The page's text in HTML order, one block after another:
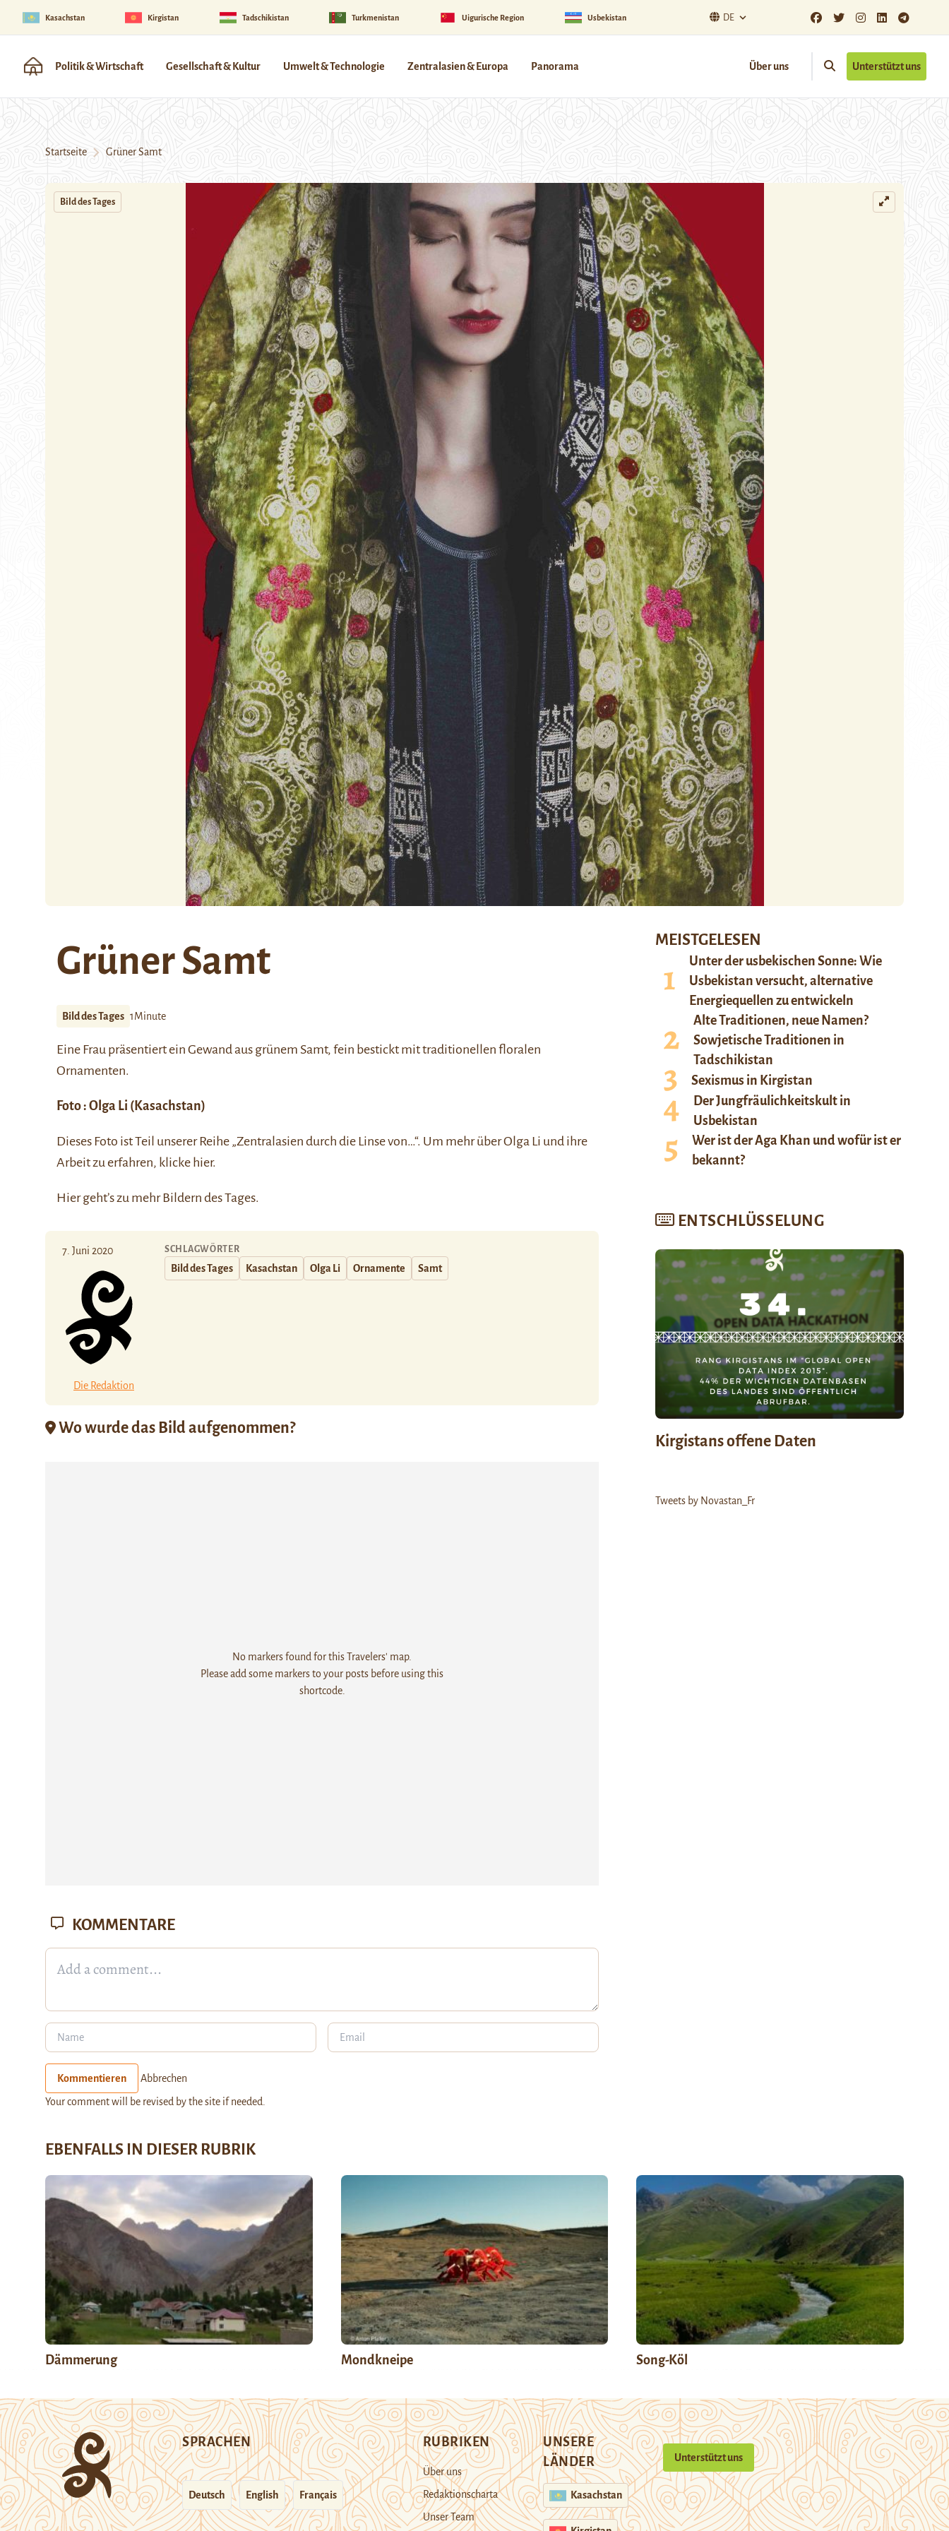
Kasachstan Kirgistan Tadschikistan Turkmenistan Uigurische Region Usbekistan DE
Politik & Wirtschaft Gesellschaft & Kultur Umwelt & Technologie Zentralasien & Europa Panorama Über uns Unterstützt uns
Startseite Grüner Samt
Bild des Tages
Grüner Samt
Bild des Tages 1Minute
Eine Frau präsentiert ein Gewand aus grünem Samt, fein bestickt mit traditionellen floralen
Ornamenten.
Foto : Olga Li (Kasachstan)
Dieses Foto ist Teil unserer Reihe „Zentralasien durch die Linse von…“. Um mehr über Olga Li und ihre
Arbeit zu erfahren, klicke hier.
Hiergeht’s zu mehr Bildern des Tages.
7. Juni 2020
Die Redaktion
SCHLAGWÖRTER
Bild des Tages Kasachstan Olga Li Ornamente Samt
Wo wurde das Bild aufgenommen?
No markers found for this Travelers' map.
Please add some markers to your posts before using this
shortcode.
MEISTGELESEN
Unter der usbekischen Sonne: Wie
Usbekistan versucht, alternative
Energiequellen zu entwickeln
Alte Traditionen, neue Namen?
Sowjetische Traditionen in
Tadschikistan
Sexismus in Kirgistan
Der Jungfräulichkeitskult in
Usbekistan
Wer ist der Aga Khan und wofür ist er
bekannt?
ENTSCHLÜSSELUNG
Kirgistans offene Daten
Tweets by Novastan_Fr
KOMMENTARE
Kommentieren Abbrechen
Your comment will be revised by the site if needed.
EBENFALLS IN DIESER RUBRIK
Dämmerung Mondkneipe Song-Köl
SPRACHEN
Deutsch English Français
RUBRIKEN
Über uns
Redaktionscharta
Unser Team
UNSERE
LÄNDER
Kasachstan
Unterstützt uns